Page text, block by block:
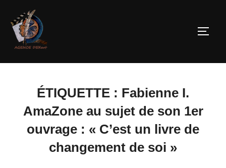
ÉTIQUETTE : Fabienne I.
AmaZone au sujet de son 1er
ouvrage : « C’est un livre de
changement de soi »